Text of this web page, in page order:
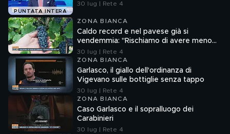
PUNTATA INTERA
30 lug | Rete 4
ZONA BIANCA
Caldo record e nel pavese già si
vendemmia: "Rischiamo di avere meno
vino"
30 lug | Rete 4
ZONA BIANCA
Garlasco, il giallo dell'ordinanza di
Vigevano sulle bottiglie senza tappo
30 lug | Rete 4
ZONA BIANCA
Caso Garlasco e il sopralluogo dei
Carabinieri
30 lug | Rete 4